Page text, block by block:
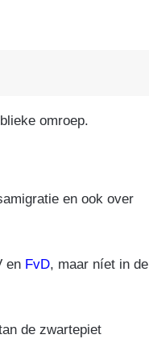
omroep.
en ook over
en FvD, maar níet in de
de zwartepiet